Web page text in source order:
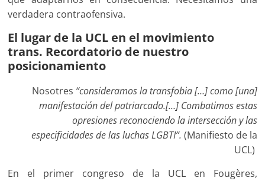
verdadera contraofensiva.
El lugar de la UCL en el movimiento
trans. Recordatorio de nuestro
posicionamiento
Nosotres “consideramos la transfobia […] como [una]
manifestación del patriarcado.[…] Combatimos estas
opresiones reconociendo la intersección y las
especificidades de las luchas LGBTI”. (Manifiesto de la
UCL)
En el primer congreso de la UCL en Fougères,